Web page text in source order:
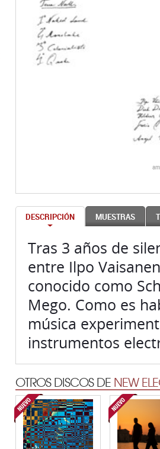
DESCRIPCIÓN MUESTRAS
Tras 3 años de
entre Ilpo
conocido como
Mego. Como es
música
instrumentos
OTROS DISCOS DE NEW